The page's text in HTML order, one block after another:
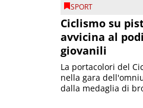
SPORT
Ciclismo su
avvicina al
giovanili
La portacolori del
nella gara
dalla medaglia di